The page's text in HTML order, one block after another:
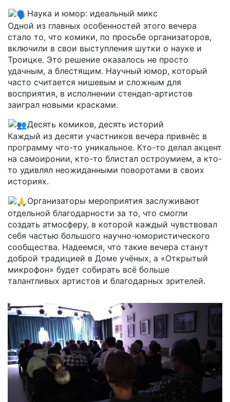
Наука и юмор: идеальный микс
Одной из главных особенностей этого вечера
стало то, что комики, по просьбе организаторов,
включили в свои выступления шутки о науке и
Троицке. Это решение оказалось не просто
удачным, а блестящим. Научный юмор, который
часто считается нишевым и сложным для
восприятия, в исполнении стендап-артистов
заиграл новыми красками.
Десять комиков, десять историй
Каждый из десяти участников вечера привнёс в
программу что-то уникальное. Кто-то делал акцент
на самоиронии, кто-то блистал остроумием, а кто-
то удивлял неожиданными поворотами в своих
историях.
Организаторы мероприятия заслуживают
отдельной благодарности за то, что смогли
создать атмосферу, в которой каждый чувствовал
себя частью большого научно-юмористического
сообщества. Надеемся, что такие вечера станут
доброй традицией в Доме учёных, а «Открытый
микрофон» будет собирать всё больше
талантливых артистов и благодарных зрителей.